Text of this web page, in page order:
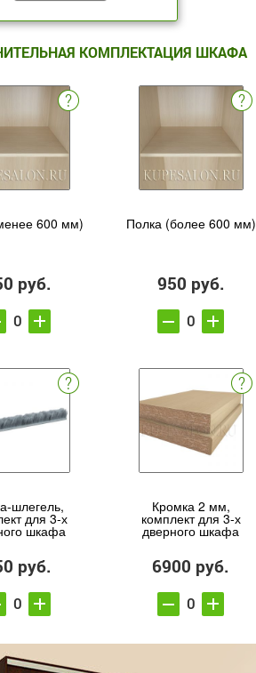
КОМПЛЕКТАЦИЯ ШКАФА
600 мм)
руб.
Полка (более 600 мм)
950 руб.
шлегель,
для 3-х
шкафа
руб.
Кромка 2 мм,
комплект для 3-х
дверного шкафа
6900 руб.